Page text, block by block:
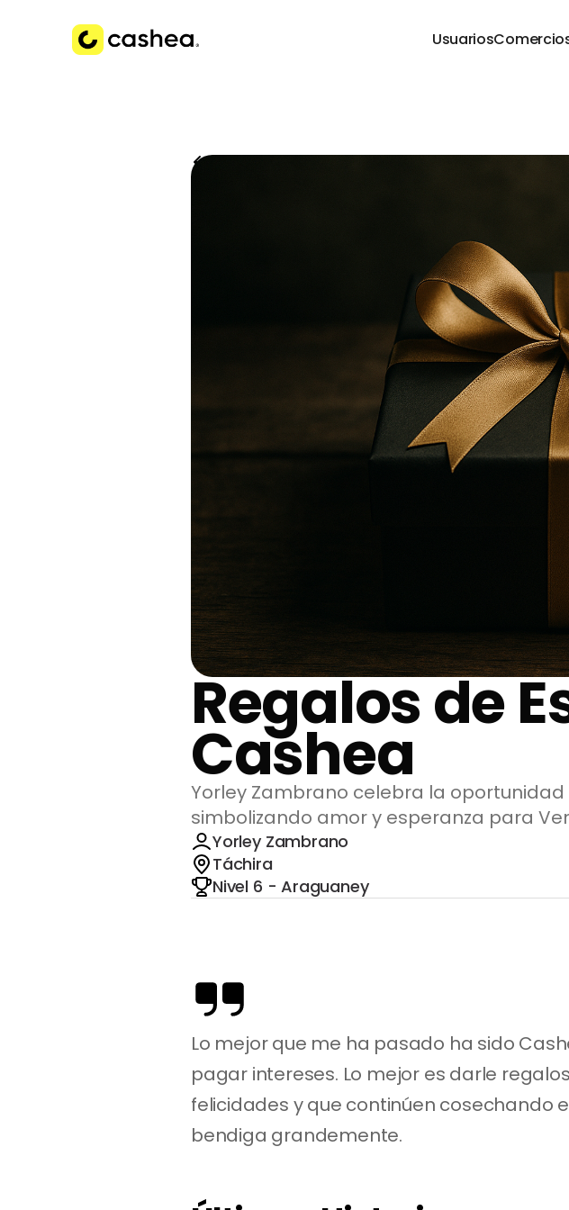
Usuarios
Volver a Historias
Regalos de
Cashea
Yorley Zambrano celebra la
simbolizando amor y esperanza para
Yorley Zambrano
Táchira
Nivel 6 - Araguaney
Lo mejor que me ha pasado ha sido
pagar intereses. Lo mejor es darle
felicidades y que continúen cosechando
bendiga grandemente.